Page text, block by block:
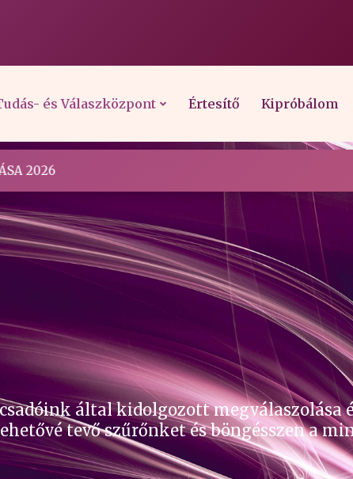
és Válaszközpont Értesítő Kipróbálom
2026
által kidolgozott megválaszolása
tevő szűrőnket és böngésszen a